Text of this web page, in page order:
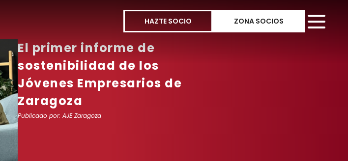
HAZTE SOCIO ZONA SOCIOS
El primer informe de
sostenibilidad de los
Jóvenes Empresarios de
Zaragoza
Publicado por: AJE Zaragoza